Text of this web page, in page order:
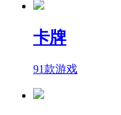
卡牌
91款游戏